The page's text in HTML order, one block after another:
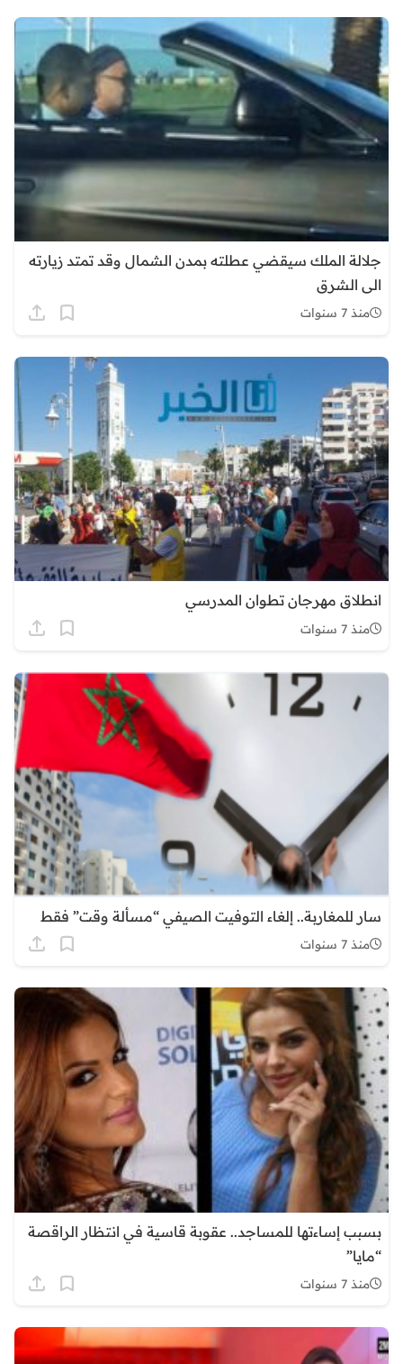
جلالة الملك سيقضي عطلته بمدن الشمال وقد تمتد زيارته
الى الشرق
منذ 7 سنوات
انطلاق مهرجان تطوان المدرسي
منذ 7 سنوات
سار للمغاربة.. إلغاء التوفيت الصيفي “مسألة وقت” فقط
منذ 7 سنوات
بسبب إساءتها للمساجد.. عقوبة قاسية في انتظار الراقصة
“مايا”
منذ 7 سنوات